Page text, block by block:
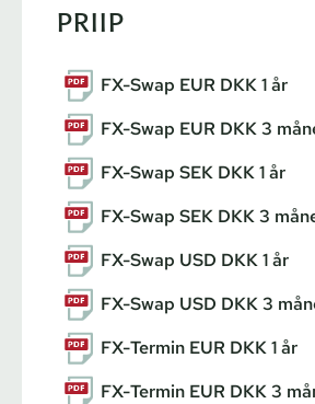
PRIIP
FX-Swap EUR DKK 1 år
FX-Swap EUR DKK 3
FX-Swap SEK DKK 1 år
FX-Swap SEK DKK 3
FX-Swap USD DKK 1 år
FX-Swap USD DKK 3
FX-Termin EUR DKK 1 år
FX-Termin EUR DKK 3